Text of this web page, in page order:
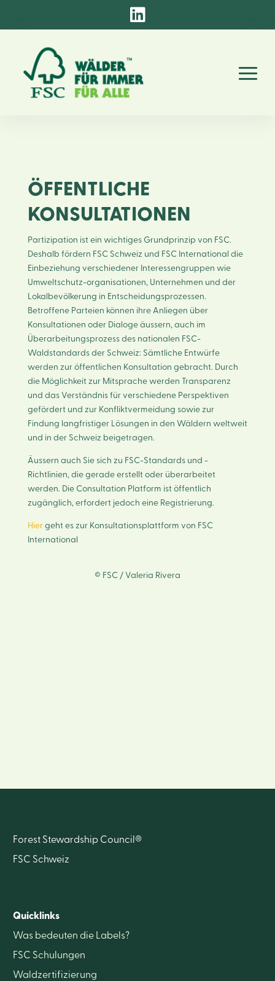

ÖFFENTLICHE
KONSULTATIONEN
Partizipation ist ein wichtiges Grundprinzip von FSC.
Deshalb fördern FSC Schweiz und FSC International die
Einbeziehung verschiedener Interessengruppen wie
Umweltschutz-organisationen, Unternehmen und der
Lokalbevölkerung in Entscheidungsprozessen.
Betroffene Parteien können ihre Anliegen über
Konsultationen oder Dialoge äussern, auch im
Überarbeitungsprozess des nationalen FSC-
Waldstandards der Schweiz: Sämtliche Entwürfe
werden zur öffentlichen Konsultation gebracht. Durch
die Möglichkeit zur Mitsprache werden Transparenz
und das Verständnis für verschiedene Perspektiven
gefördert und zur Konfliktvermeidung sowie zur
Findung langfristiger Lösungen in den Wäldern weltweit
und in der Schweiz beigetragen.
Äussern auch Sie sich zu FSC-Standards und -
Richtlinien, die gerade erstellt oder überarbeitet
werden. Die Consultation Platform ist öffentlich
zugänglich, erfordert jedoch eine Registrierung.
Hiergeht es zur Konsultationsplattform von FSC
International
© FSC / Valeria Rivera
Forest Stewardship Council®
FSC Schweiz
Quicklinks
Was bedeuten die Labels?
FSC Schulungen
Waldzertifizierung